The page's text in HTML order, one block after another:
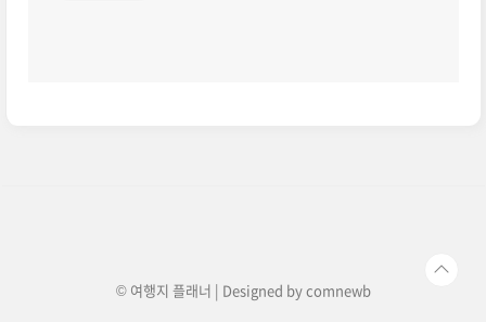
© 여행지 플래너 | Designed bycomnewb